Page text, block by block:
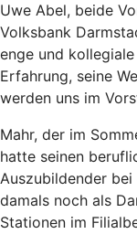
Uwe Abel, beide
Volksbank
enge und
Erfahrung, seine
werden uns im
Mahr, der im
hatte seinen
Auszubildender
damals noch als
Stationen im